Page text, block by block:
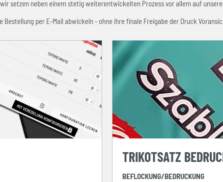
setzen neben einem stetig weiterentwickelten Prozess vor allem auf
Bestellung per E-Mail abwickeln - ohne ihre finale Freigabe der Druck
TRIKOTSATZ
BEFLOCKUNG/BEDRUCKUNG